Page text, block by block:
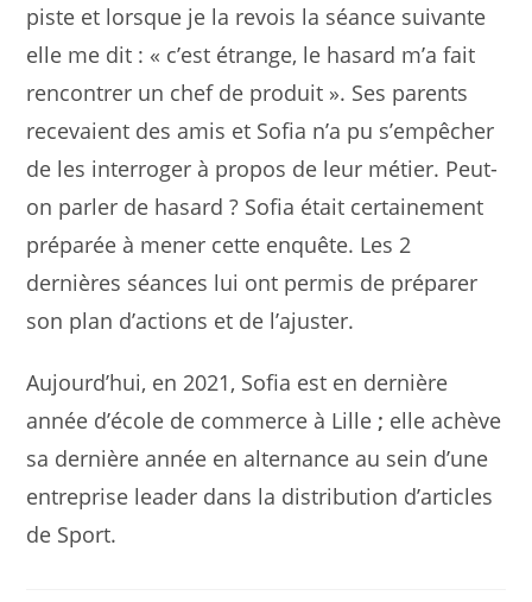
piste et lorsque je la revois la séance suivante
elle me dit : « c’est étrange, le hasard m’a fait
rencontrer un chef de produit ». Ses parents
recevaient des amis et Sofia n’a pu s’empêcher
de les interroger à propos de leur métier. Peut-
on parler de hasard ? Sofia était certainement
préparée à mener cette enquête. Les 2
dernières séances lui ont permis de préparer
son plan d’actions et de l’ajuster.
Aujourd’hui, en 2021, Sofia est en dernière
année d’école de commerce à Lille ; elle achève
sa dernière année en alternance au sein d’une
entreprise leader dans la distribution d’articles
de Sport.